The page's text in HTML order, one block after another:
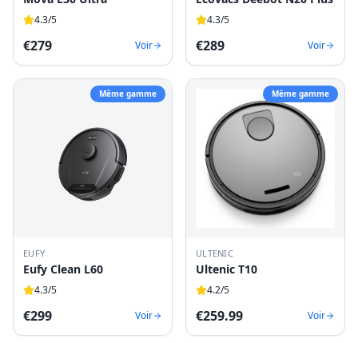
4.3/5
€279 Voir
4.3/5
€289 Voir
Même gamme
EUFY
Eufy Clean L60
4.3/5
€299 Voir
Même gamme
ULTENIC
Ultenic T10
4.2/5
€259.99 Voir